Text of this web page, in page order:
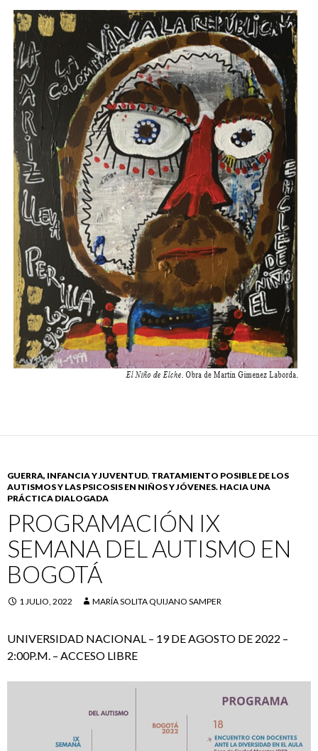
GUERRA, INFANCIA Y JUVENTUD, TRATAMIENTO POSIBLE DE LOS
AUTISMOS Y LAS PSICOSIS EN NIÑOS Y JÓVENES. HACIA UNA
PRÁCTICA DIALOGADA
PROGRAMACIÓN IX
SEMANA DEL AUTISMO EN
BOGOTÁ
1 JULIO, 2022 MARÍA SOLITA QUIJANO SAMPER
UNIVERSIDAD NACIONAL – 19 DE AGOSTO DE 2022 –
2:00P.M. – ACCESO LIBRE